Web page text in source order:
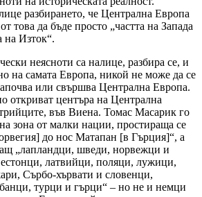
разбирането, че Централна Европа
това да бъде просто „частта на Запада
на Изток“.
неясноти са налице, разбира се, и
на самата Европа, никой не може да се
или свършва Централна Европа.
откриват центъра на Централна
във Виена. Томас Масарик го
зона от малки нации, простираща се
до нос Матапан [в Гърция]“, а
„лапландци, шведи, норвежци и
латвийци, поляци, лужици,
Сърбо-хървати и словенци,
турци и гърци“ – но не и немци